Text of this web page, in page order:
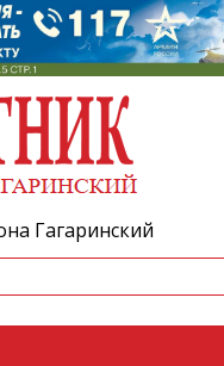
Гагаринский